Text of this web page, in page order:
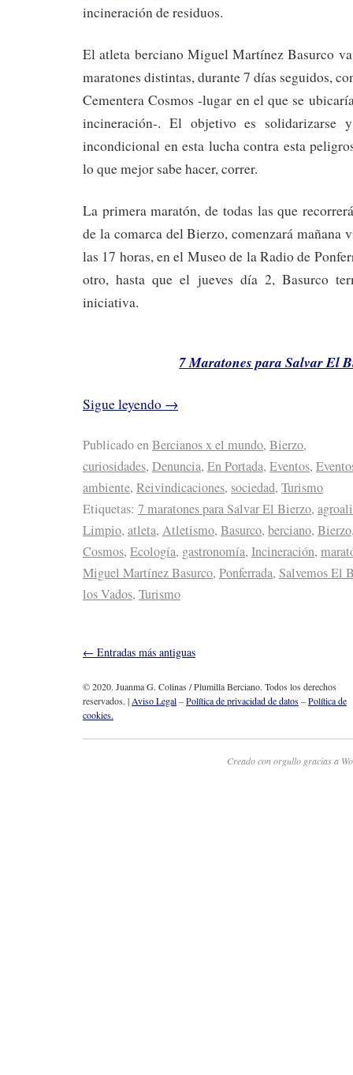
incineración de residuos.
El atleta berciano Miguel Martínez Basurco
maratones distintas, durante 7 días seguidos,
Cementera Cosmos -lugar en el que se
incineración-. El objetivo es
incondicional en esta lucha contra esta
lo que mejor sabe hacer, correr.
La primera maratón, de todas las que
de la comarca del Bierzo, comenzará mañana
las 17 horas, en el Museo de la Radio de
otro, hasta que el jueves día 2, Basurco
iniciativa.
7 Maratones para Salvar El
Sigue leyendo →
Publicado enBercianos x el mundo, Bierzo,
curiosidades, Denuncia, En Portada, Eventos,
ambiente, Reivindicaciones, sociedad, Turismo
Etiquetas: 7 maratones para Salvar El Bierzo,
Limpio, atleta, Atletismo, Basurco, berciano, Bierzo
Cosmos, Ecología, gastronomía, Incineración,
Miguel Martínez Basurco, Ponferrada, Salvemos El
los Vados, Turismo
← Entradas más antiguas
© 2020. Juanma G. Colinas / Plumilla Berciano. Todos los derechos
reservados. |Aviso Legal–Política de privacidad de datos–Política de
cookies.
Creado con orgullo gracias a